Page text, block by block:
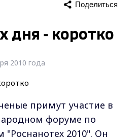
Поделиться
дня - коротко
2010 года
примут участие в
форуме по
"Роснанотех 2010". Он